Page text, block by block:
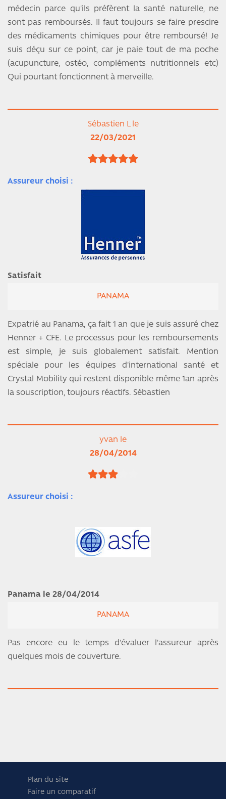
médecin parce qu'ils préfèrent la santé naturelle, ne
sont pas remboursés. Il faut toujours se faire prescire
des médicaments chimiques pour être remboursé! Je
suis déçu sur ce point, car je paie tout de ma poche
(acupuncture, ostéo, compléments nutritionnels etc)
Qui pourtant fonctionnent à merveille.
Sébastien L le
22/03/2021
Assureur choisi :
Satisfait
PANAMA
Expatrié au Panama, ça fait 1 an que je suis assuré chez
Henner + CFE. Le processus pour les remboursements
est simple, je suis globalement satisfait. Mention
spéciale pour les équipes d'international santé et
Crystal Mobility qui restent disponible même 1an après
la souscription, toujours réactifs. Sébastien
yvan le
28/04/2014
Assureur choisi :
Panama le 28/04/2014
PANAMA
Pas encore eu le temps d'évaluer l'assureur après
quelques mois de couverture.
Plan du site
Faire un comparatif